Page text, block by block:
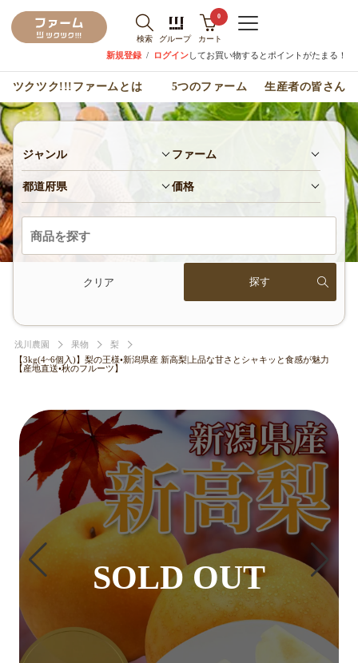
検索 グループ
0
カート
新規登録 / ログインしてお買い物するとポイントがたまる！
ツクツク!!!ファームとは 5つのファーム 生産者の皆さん
ジャンル ファーム
都道府県 価格
クリア
浅川農園 果物
梨
【3kg(4~6個入)】梨の王様•新潟県産 新高梨|上品な甘さとシャキッと食感が魅力
【産地直送•秋のフルーツ】